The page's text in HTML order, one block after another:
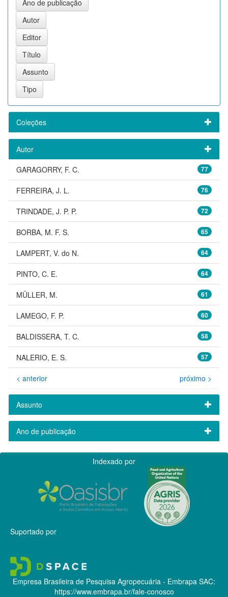
Coleções
Autor
77
GARAGORRY, F. C.
76
FERREIRA, J. L.
72
TRINDADE, J. P. P.
65
BORBA, M. F. S.
64
LAMPERT, V. do N.
64
PINTO, C. E.
61
MÜLLER, M.
60
LAMEGO, F. P.
58
BALDISSERA, T. C.
57
NALERIO, E. S.
< anterior próximo >
Assunto
Ano de publicação
Indexado por
Suportado por
Empresa Brasileira de Pesquisa Agropecuária - Embrapa SAC:
https://www.embrapa.br/fale-conosco